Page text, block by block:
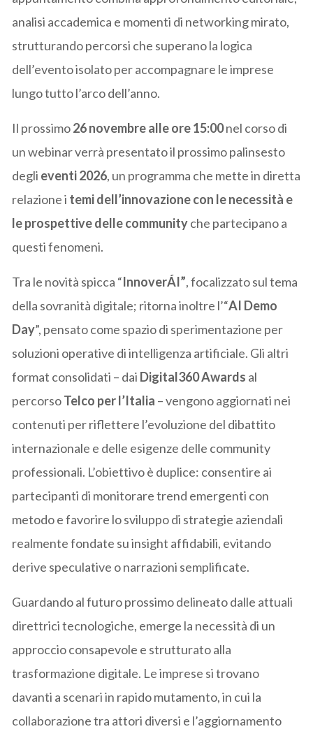
analisi accademica e momenti di networking mirato,
strutturando percorsi che superano la logica
dell’evento isolato per accompagnare le imprese
lungo tutto l’arco dell’anno.
Il prossimo26 novembre alle ore 15:00nel corso di
un webinar verrà presentato il prossimo palinsesto
degli eventi 2026, un programma che mette in diretta
relazione i temi dell’innovazione con le necessità e
le prospettive delle communityche partecipano a
questi fenomeni.
Tra le novità spicca “InnoverÁI”, focalizzato sul tema
della sovranità digitale; ritorna inoltre l’“AI Demo
Day”, pensato come spazio di sperimentazione per
soluzioni operative di intelligenza artificiale. Gli altri
format consolidati – dai Digital360 Awards al
percorsoTelco per l’Italia – vengono aggiornati nei
contenuti per riflettere l’evoluzione del dibattito
internazionale e delle esigenze delle community
professionali. L’obiettivo è duplice: consentire ai
partecipanti di monitorare trend emergenti con
metodo e favorire lo sviluppo di strategie aziendali
realmente fondate su insight affidabili, evitando
derive speculative o narrazioni semplificate.
Guardando al futuro prossimo delineato dalle attuali
direttrici tecnologiche, emerge la necessità di un
approccio consapevole e strutturato alla
trasformazione digitale. Le imprese si trovano
davanti a scenari in rapido mutamento, in cui la
collaborazione tra attori diversi e l’aggiornamento